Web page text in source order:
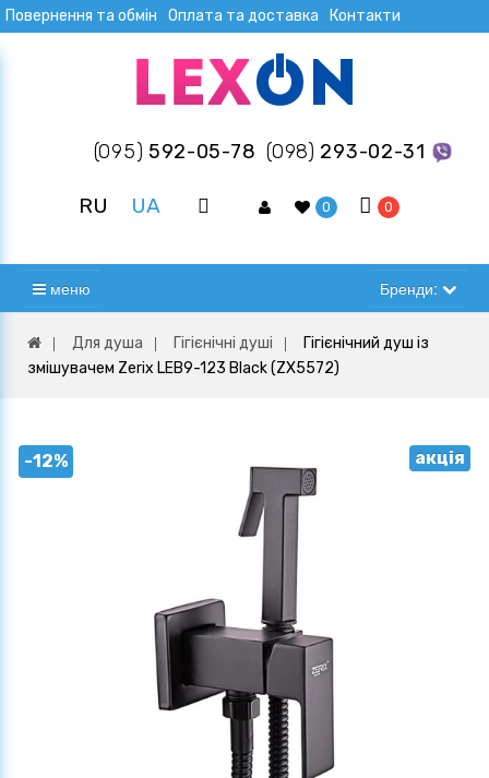
Повернення та обмін Оплата та доставка Контакти
(095) 592-05-78 (098) 293-02-31
RU UA 0 0
меню Бренди:
Для душа Гігієнічні душі
Гігієнічний душ із
змішувачем Zerix LEB9-123 Black (ZX5572)
-12% акція